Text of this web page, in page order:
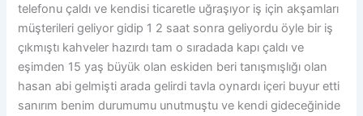
telefonu çaldı ve kendisi ticaretle uğraşıyor iş için akşamları
müşterileri geliyor gidip 1 2 saat sonra geliyordu öyle bir iş
çıkmıştı kahveler hazırdı tam o sıradada kapı çaldı ve
eşimden 15 yaş büyük olan eskiden beri tanışmışlığı olan
hasan abi gelmişti arada gelirdi tavla oynardı içeri buyur etti
sanırım benim durumumu unutmuştu ve kendi gideceğinide